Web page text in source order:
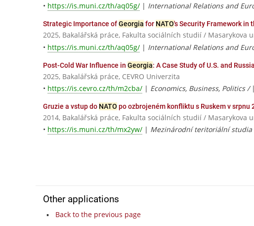
• https://is.muni.cz/th/aq05g/ | International Relations and
Strategic Importance ofGeorgia for NATO's Security Framework in
2025, Bakalářská práce, Fakulta sociálních studií / Masarykova
• https://is.muni.cz/th/aq05g/ | International Relations and
Post-Cold War Influence in Georgia: A Case Study of U.S. and
2025, Bakalářská práce, CEVRO Univerzita
• https://is.cevro.cz/th/m2cba/ | Economics, Business, Politics / |
Gruzie a vstup do NATO po ozbrojeném konfliktu s Ruskem v srpnu
2014, Bakalářská práce, Fakulta sociálních studií / Masarykova
• https://is.muni.cz/th/mx2yw/ | Mezinárodní teritoriální
Other applications
Back to the previous page